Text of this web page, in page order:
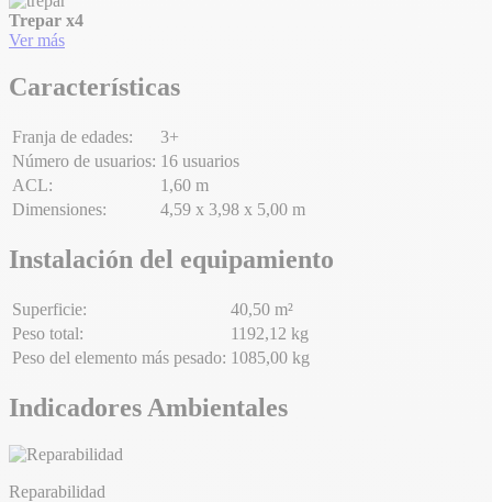
Trepar x4
Ver más
Características
Franja de edades:
3+
Número de usuarios: 16 usuarios
ACL:
1,60 m
Dimensiones:
4,59 x 3,98 x 5,00 m
Instalación del equipamiento
Superficie:
40,50 m²
Peso total:
1192,12 kg
Peso del elemento más pesado: 1085,00 kg
Indicadores Ambientales
Reparabilidad